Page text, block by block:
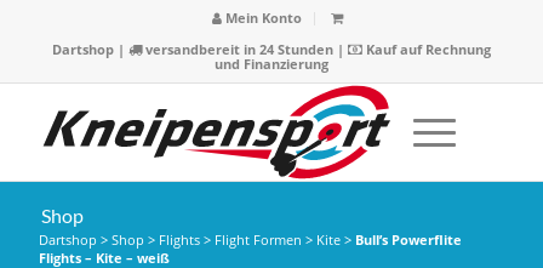
Mein Konto
Dartshop| versandbereit in 24 Stunden |
Kauf auf Rechnung
und Finanzierung
Shop
Dartshop > Shop > Flights> Flight Formen > Kite> Bull’s Powerflite
Flights – Kite – weiß